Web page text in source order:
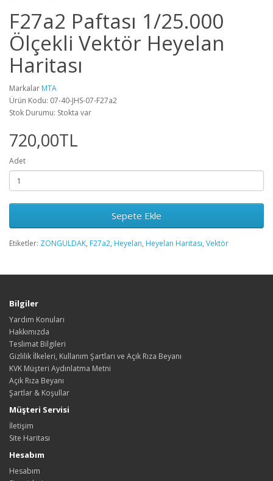
F27a2 Paftası 1/25.000
Ölçekli Vektör Heyelan
Haritası
Markalar MTA
Ürün Kodu: 07-40-JHS-07-F27a2
Stok Durumu: Stokta var
720,00TL
Adet
Sepete Ekle
Etiketler: ZONGULDAK, F27a2, Heyelan, Heyelan Haritası, Vektör
Bilgiler
Yardım Konuları
Hakkımızda
Teslimat Bilgileri
Gizlilik İlkeleri, Kullanım Şartları ve Açık Rıza Beyanı
KVK Müşteri Aydınlatma Metni
Açık Rıza Beyanı
Şartlar & Koşullar
Müşteri Servisi
İletişim
Site Haritası
Hesabım
Hesabım